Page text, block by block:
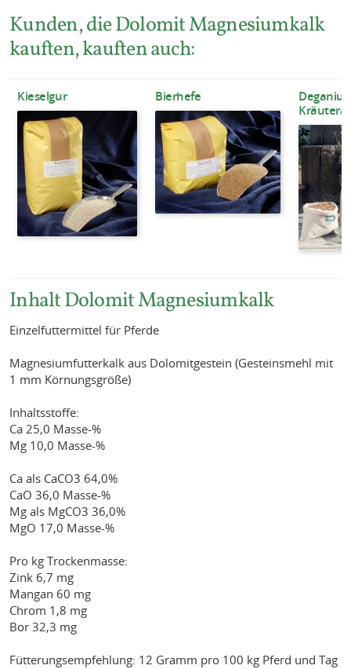
Kunden, die Dolomit Magnesiumkalk
kauften, kauften auch:
Kieselgur Bierhefe
Deganius
Inhalt Dolomit Magnesiumkalk
Einzelfuttermittel für Pferde
Magnesiumfutterkalk aus Dolomitgestein (Gesteinsmehl mit
1 mm Körnungsgröße)
Inhaltsstoffe:
Ca 25,0 Masse-%
Mg 10,0 Masse-%
Ca als CaCO3 64,0%
CaO 36,0 Masse-%
Mg als MgCO3 36,0%
MgO 17,0 Masse-%
Pro kg Trockenmasse:
Zink 6,7 mg
Mangan 60 mg
Chrom 1,8 mg
Bor 32,3 mg
Fütterungsempfehlung: 12 Gramm pro 100 kg Pferd und Tag